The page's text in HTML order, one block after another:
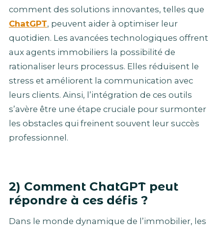
comment des solutions innovantes, telles que
ChatGPT, peuvent aider à optimiser leur
quotidien. Les avancées technologiques offrent
aux agents immobiliers la possibilité de
rationaliser leurs processus. Elles réduisent le
stress et améliorent la communication avec
leurs clients. Ainsi, l’intégration de ces outils
s’avère être une étape cruciale pour surmonter
les obstacles qui freinent souvent leur succès
professionnel.
2) Comment ChatGPT peut
répondre à ces défis ?
Dans le monde dynamique de l’immobilier, les